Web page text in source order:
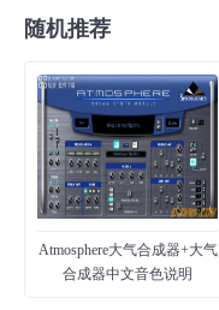
随机推荐
Atmosphere大气合成器+大气
合成器中文音色说明